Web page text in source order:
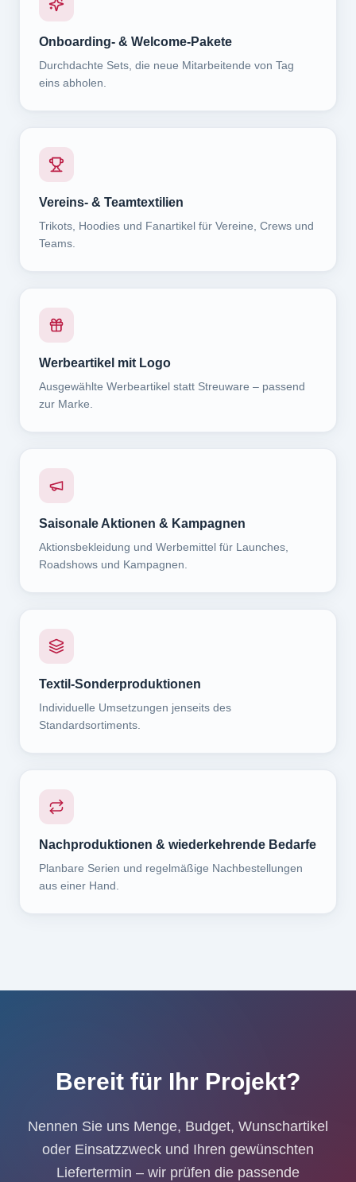
Onboarding- & Welcome-Pakete
Durchdachte Sets, die neue Mitarbeitende von Tag
eins abholen.
Vereins- & Teamtextilien
Trikots, Hoodies und Fanartikel für Vereine, Crews und
Teams.
Werbeartikel mit Logo
Ausgewählte Werbeartikel statt Streuware – passend
zur Marke.
Saisonale Aktionen & Kampagnen
Aktionsbekleidung und Werbemittel für Launches,
Roadshows und Kampagnen.
Textil-Sonderproduktionen
Individuelle Umsetzungen jenseits des
Standardsortiments.
Nachproduktionen & wiederkehrende Bedarfe
Planbare Serien und regelmäßige Nachbestellungen
aus einer Hand.
Bereit für Ihr Projekt?
Nennen Sie uns Menge, Budget, Wunschartikel
oder Einsatzzweck und Ihren gewünschten
Liefertermin – wir prüfen die passende